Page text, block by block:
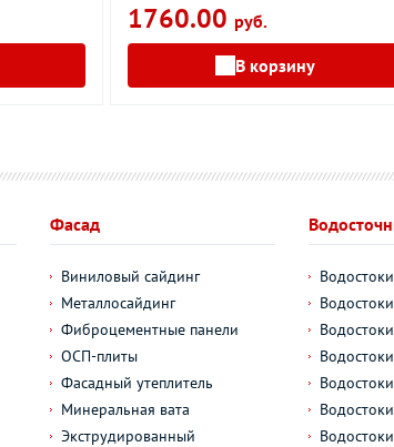
1760.00 руб.
В корзину
Фасад
Виниловый сайдинг
Металлосайдинг
Фиброцементные панели
ОСП-плиты
Фасадный утеплитель
Минеральная вата
Экструдированный